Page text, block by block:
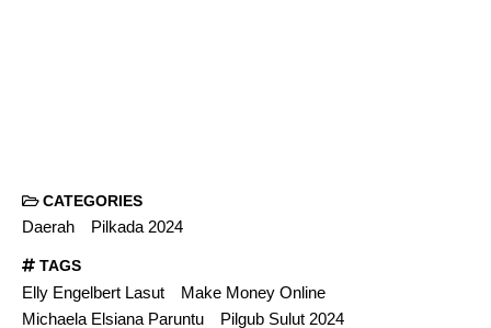
CATEGORIES
Daerah Pilkada 2024
TAGS
Elly Engelbert Lasut
Make Money Online
Michaela Elsiana Paruntu
Pilgub Sulut 2024